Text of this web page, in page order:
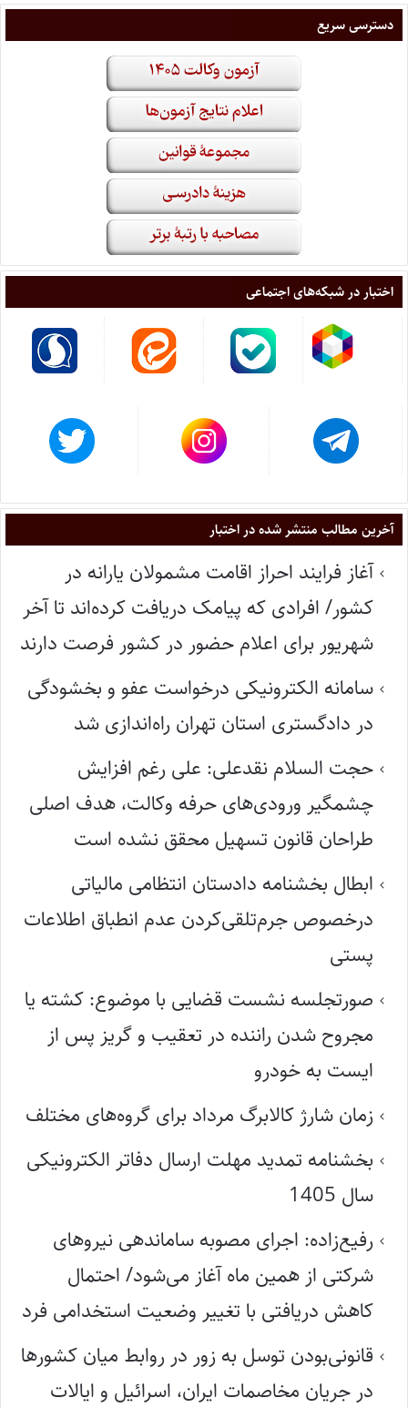
دسترسی سریع
اختبار در شبکه‌های اجتماعی
آخرین مطالب منتشر شده در اختبار
آغاز فرایند احراز اقامت مشمولان یارانه در
کشور/ افرادی که پیامک دریافت کرده‌اند تا آخر
شهریور برای اعلام حضور در کشور فرصت دارند
سامانه الکترونیکی درخواست عفو و بخشودگی
در دادگستری استان تهران راه‌اندازی شد
حجت السلام نقدعلی: علی رغم افزایش
چشمگیر ورودی‌های حرفه وکالت، هدف اصلی
طراحان قانون تسهیل محقق نشده است
ابطال بخشنامه دادستان انتظامی مالیاتی
درخصوص جرم‌تلقی‌کردن عدم انطباق اطلاعات
پستی
صورتجلسه نشست قضایی با موضوع: کشته یا
مجروح شدن راننده در تعقیب و گریز پس از
ایست به خودرو
زمان شارژ کالابرگ مرداد برای گروه‌های مختلف
بخشنامه تمدید مهلت ارسال دفاتر الکترونیکی
سال 1405
رفیع‌زاده: اجرای مصوبه ساماندهی نیروهای
شرکتی از همین ماه آغاز می‌شود/ احتمال
کاهش دریافتی با تغییر وضعیت استخدامی فرد
قانونی‌بودن توسل به زور در روابط میان کشورها
در جریان مخاصمات ایران، اسرائیل و ایالات